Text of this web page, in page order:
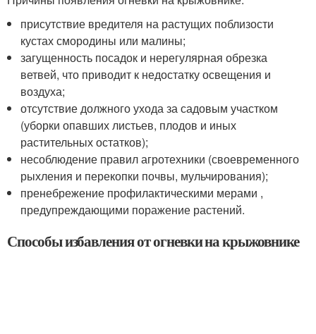
присутствие вредителя на растущих поблизости
кустах смородины или малины;
загущенность посадок и нерегулярная обрезка
ветвей, что приводит к недостатку освещения и
воздуха;
отсутствие должного ухода за садовым участком
(уборки опавших листьев, плодов и иных
растительных остатков);
несоблюдение правил агротехники (своевременного
рыхления и перекопки почвы, мульчирования);
пренебрежение профилактическими мерами ,
предупреждающими поражение растений.
Способы избавления от огневки на крыжовнике